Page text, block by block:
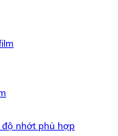
nhớt phù hợp